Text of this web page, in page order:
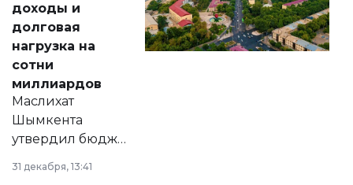
доходы и
долговая
нагрузка на
сотни
миллиардов
Маслихат
Шымкента
утвердил бюджет
города на 2026–
2028 годы.
31 декабря, 13:41